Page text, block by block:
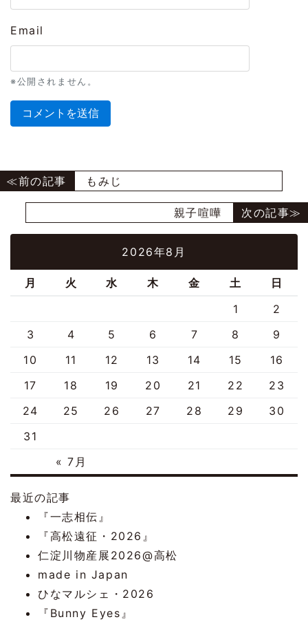
Email
※公開されません。
もみじ
親子喧嘩
2026年8月
月 火 水 木 金 土 日
« 7月
1
2
3
4 5 6 7 8
9
10
11 12 13 14 15
16
17
18 19 20 21 22
23
24
25 26 27 28 29
30
31
最近の記事
『一志相伝』
『高松遠征・2026』
仁淀川物産展2026@高松
made in Japan
ひなマルシェ・2026
『Bunny Eyes』